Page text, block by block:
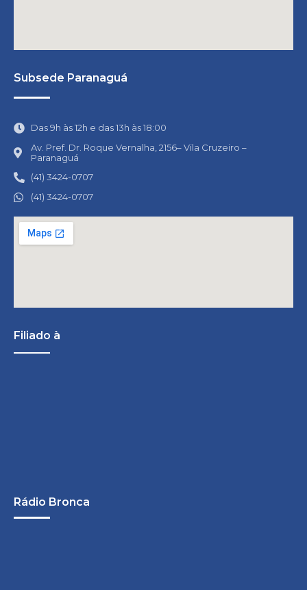
Subsede Paranaguá
Das 9h às 12h e das 13h às 18:00
Av. Pref. Dr. Roque Vernalha, 2156– Vila Cruzeiro –
Paranaguá
(41) 3424-0707
(41) 3424-0707
Filiado à
Rádio Bronca